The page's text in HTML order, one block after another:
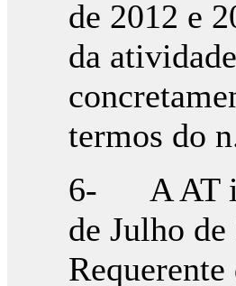
de 2012 e
da
termos do
6- A AT
de Julho